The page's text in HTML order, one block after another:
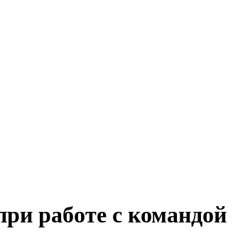
работе с командой